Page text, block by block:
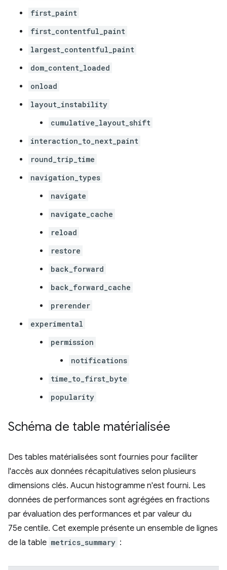
first_paint
first_contentful_paint
largest_contentful_paint
dom_content_loaded
onload
layout_instability
cumulative_layout_shift
interaction_to_next_paint
round_trip_time
navigation_types
navigate
navigate_cache
reload
restore
back_forward
back_forward_cache
prerender
experimental
permission
notifications
time_to_first_byte
popularity
Schéma de table matérialisée
Des tables matérialisées sont fournies pour faciliter
l'accès aux données récapitulatives selon plusieurs
dimensions clés. Aucun histogramme n'est fourni. Les
données de performances sont agrégées en fractions
par évaluation des performances et par valeur du
75e centile. Cet exemple présente un ensemble de lignes
de la table metrics_summary :